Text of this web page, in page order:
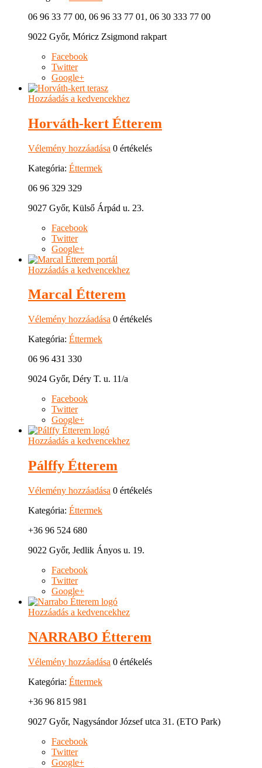
06 96 33 77 00, 06 96 33 77 01, 06 30 333 77 00
9022 Győr, Móricz Zsigmond rakpart
Facebook
Twitter
Google+
Hozzáadás a kedvencekhez
Horváth-kert Étterem
Vélemény hozzáadása 0 értékelés
Kategória: Éttermek
06 96 329 329
9027 Győr, Külső Árpád u. 23.
Facebook
Twitter
Google+
Hozzáadás a kedvencekhez
Marcal Étterem
Vélemény hozzáadása 0 értékelés
Kategória: Éttermek
06 96 431 330
9024 Győr, Déry T. u. 11/a
Facebook
Twitter
Google+
Hozzáadás a kedvencekhez
Pálffy Étterem
Vélemény hozzáadása 0 értékelés
Kategória: Éttermek
+36 96 524 680
9022 Győr, Jedlik Ányos u. 19.
Facebook
Twitter
Google+
Hozzáadás a kedvencekhez
NARRABO Étterem
Vélemény hozzáadása 0 értékelés
Kategória: Éttermek
+36 96 815 981
9027 Győr, Nagysándor József utca 31. (ETO Park)
Facebook
Twitter
Google+